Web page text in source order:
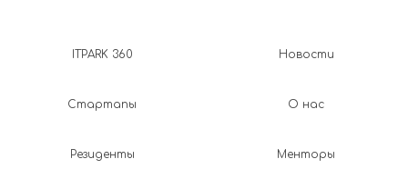
ITPARK 360
Стартапы
Резиденты
Новости
О нас
Менторы